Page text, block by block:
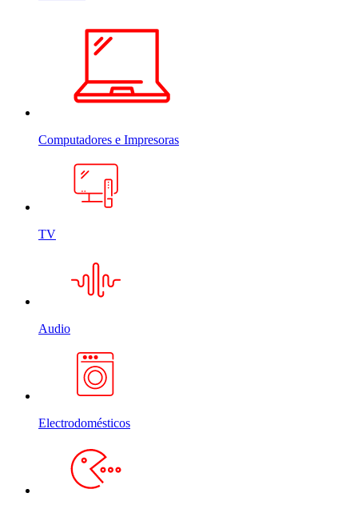
Computadores e Impresoras
TV
Audio
Electrodomésticos